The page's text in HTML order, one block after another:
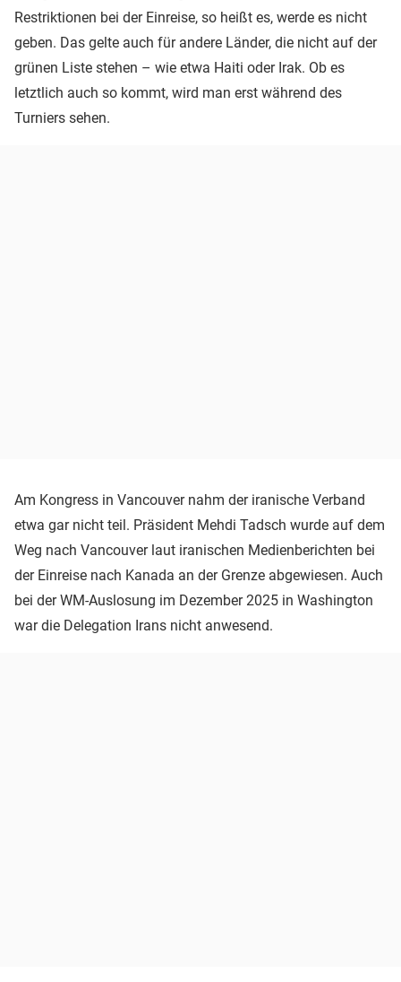
Restriktionen bei der Einreise, so heißt es, werde es nicht
geben. Das gelte auch für andere Länder, die nicht auf der
grünen Liste stehen – wie etwa Haiti oder Irak. Ob es
letztlich auch so kommt, wird man erst während des
Turniers sehen.
Am Kongress in Vancouver nahm der iranische Verband
etwa gar nicht teil. Präsident Mehdi Tadsch wurde auf dem
Weg nach Vancouver laut iranischen Medienberichten bei
der Einreise nach Kanada an der Grenze abgewiesen. Auch
bei der WM-Auslosung im Dezember 2025 in Washington
war die Delegation Irans nicht anwesend.